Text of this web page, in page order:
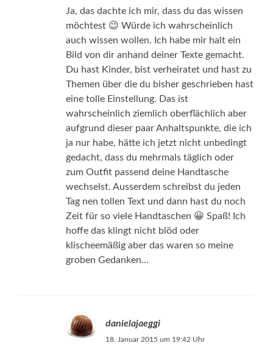
Ja, das dachte ich mir, dass du das wissen
möchtest 😉 Würde ich wahrscheinlich
auch wissen wollen. Ich habe mir halt ein
Bild von dir anhand deiner Texte gemacht.
Du hast Kinder, bist verheiratet und hast zu
Themen über die du bisher geschrieben hast
eine tolle Einstellung. Das ist
wahrscheinlich ziemlich oberflächlich aber
aufgrund dieser paar Anhaltspunkte, die ich
ja nur habe, hätte ich jetzt nicht unbedingt
gedacht, dass du mehrmals täglich oder
zum Outfit passend deine Handtasche
wechselst. Ausserdem schreibst du jeden
Tag nen tollen Text und dann hast du noch
Zeit für so viele Handtaschen 😀 Spaß! Ich
hoffe das klingt nicht blöd oder
klischeemäßig aber das waren so meine
groben Gedanken…
danielajaeggi
18. Januar 2015 um 19:42 Uhr